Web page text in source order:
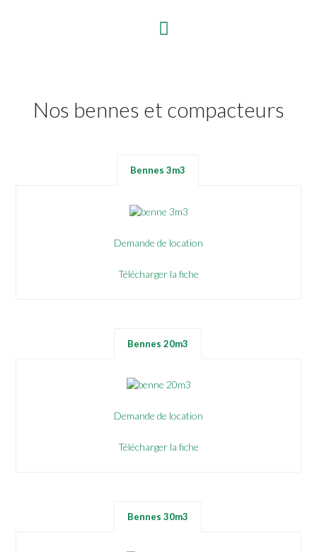
Nos bennes et compacteurs
Bennes 3m3
Demande de location
Télécharger la fiche
Bennes 20m3
Demande de location
Télécharger la fiche
Bennes 30m3